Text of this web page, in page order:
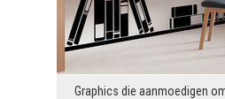
Graphics die aanmoedigen